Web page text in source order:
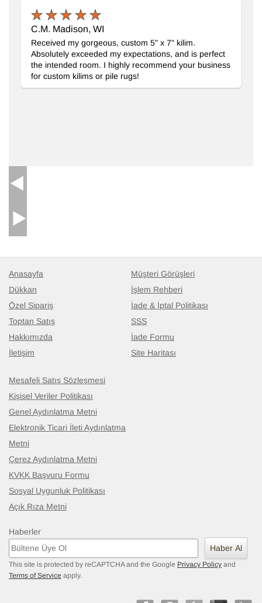
El Oyması Boyalı Halı
174 cm x 291 cm
37.409TL
C.M. Madison, WI
Received my gorgeous, custom 5" x 7" kilim.
Absolutely exceeded my expectations, and is perfect
the intended room. I highly recommend your business
for custom kilims or pile rugs!
Anasayfa
Dükkan
Özel Sipariş
Toptan Satış
Hakkımızda
İletişim
Müşteri Görüşleri
İşlem Rehberi
İade & İptal Politikası
SSS
İade Formu
Site Haritası
Mesafeli Satış Sözleşmesi
Kişisel Veriler Politikası
Genel Aydınlatma Metni
Elektronik Ticari İleti Aydınlatma
Metni
Çerez Aydınlatma Metni
KVKK Başvuru Formu
Sosyal Uygunluk Politikası
Açık Rıza Metni
Haberler
Haber Al
This site is protected by reCAPTCHA and the Google Privacy Policy and
Terms of Service apply.